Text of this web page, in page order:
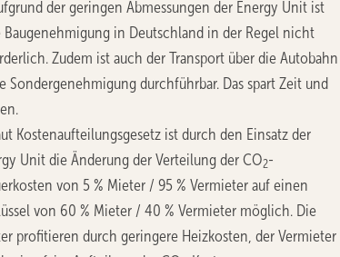
der geringen Abmessungen der Energy Unit ist
Baugenehmigung in Deutschland in der Regel nicht
Zudem ist auch der Transport über die Autobahn
Sondergenehmigung durchführbar. Das spart Zeit und
Kostenaufteilungsgesetz ist durch den Einsatz der
Unit die Änderung der Verteilung der CO2-
von 5 % Mieter / 95 % Vermieter auf einen
von 60 % Mieter / 40 % Vermieter möglich. Die
profitieren durch geringere Heizkosten, der Vermieter